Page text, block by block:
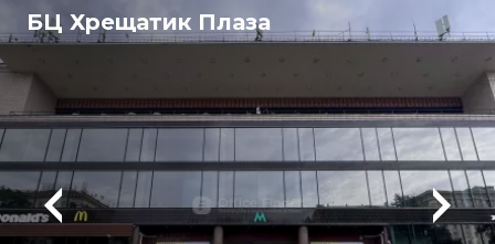
БЦ Хрещатик Плаза